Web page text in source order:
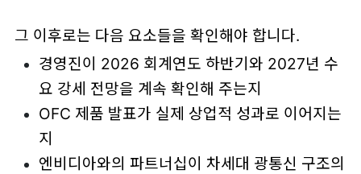
그 이후로는 다음 요소들을 확인해야 합니다.
경영진이 2026 회계연도 하반기와 2027년 수
요 강세 전망을 계속 확인해 주는지
OFC 제품 발표가 실제 상업적 성과로 이어지는
지
엔비디아와의 파트너십이 차세대 광통신 구조의